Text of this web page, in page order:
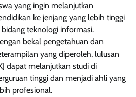
yang ingin melanjutkan
ke jenjang yang lebih tinggi
teknologi informasi.
bekal pengetahuan dan
yang diperoleh, lulusan
dapat melanjutkan studi di
tinggi dan menjadi ahli yang
profesional.